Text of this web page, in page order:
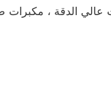
الدقة ، مكبرات